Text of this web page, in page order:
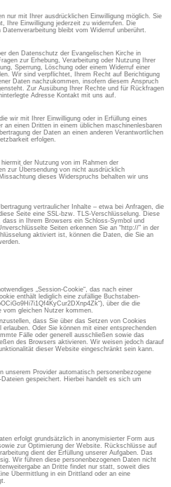
nur mit Ihrer ausdrücklichen Einwilligung möglich. Sie
Ihre Einwilligung jederzeit zu widerrufen. Die
bleibt vom Widerruf unberührt.
den Datenschutz der Evangelischen Kirche in
zur Erhebung, Verarbeitung oder Nutzung Ihrer
Sperrung, Löschung oder einem Widerruf einer
Wir sind verpflichtet, Ihrem Recht auf Berichtigung
Daten nachzukommen, insofern diesem Anspruch
Zur Ausübung Ihrer Rechte und für Rückfragen
Adresse Kontakt mit uns auf.
wir mit Ihrer Einwilligung oder in Erfüllung eines
einen Dritten in einem üblichen maschinenlesbaren
der Daten an einen anderen Verantwortlichen
erfolgen.
der Nutzung von im Rahmen der
zur Übersendung von nicht ausdrücklich
dieses Widerspruchs behalten wir uns
vertraulicher Inhalte – etwa bei Anfragen, die
Seite eine SSL-bzw. TLS-Verschlüsselung. Diese
in Ihrem Browsers ein Schloss-Symbol und
Seiten erkennen Sie an “http://” in der
aktiviert ist, können die Daten, die Sie an
„Session-Cookie“, das nach einer
enthält lediglich eine zufällige Buchstaben-
über die die
vom gleichen Nutzer kommen.
dass Sie über das Setzen von Cookies
Oder Sie können mit einer entsprechenden
Fälle oder generell ausschließen sowie das
des Browsers aktivieren. Wir weisen jedoch darauf
dieser Website eingeschränkt sein kann.
unserem Provider automatisch personenbezogene
gespeichert. Hierbei handelt es sich um
erfolgt grundsätzlich in anonymisierter Form aus
zur Optimierung der Website. Rückschlüsse auf
dient der Erfüllung unserer Aufgaben. Das
Wir führen diese personenbezogenen Daten nicht
an Dritte findet nur statt, soweit dies
Übermittlung in ein Drittland oder an eine